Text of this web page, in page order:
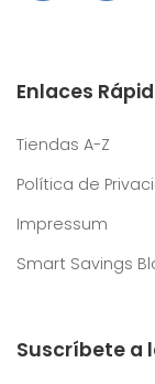
Enlaces
Tiendas A-Z
Política de
Impressum
Smart Savings
Suscríbete a